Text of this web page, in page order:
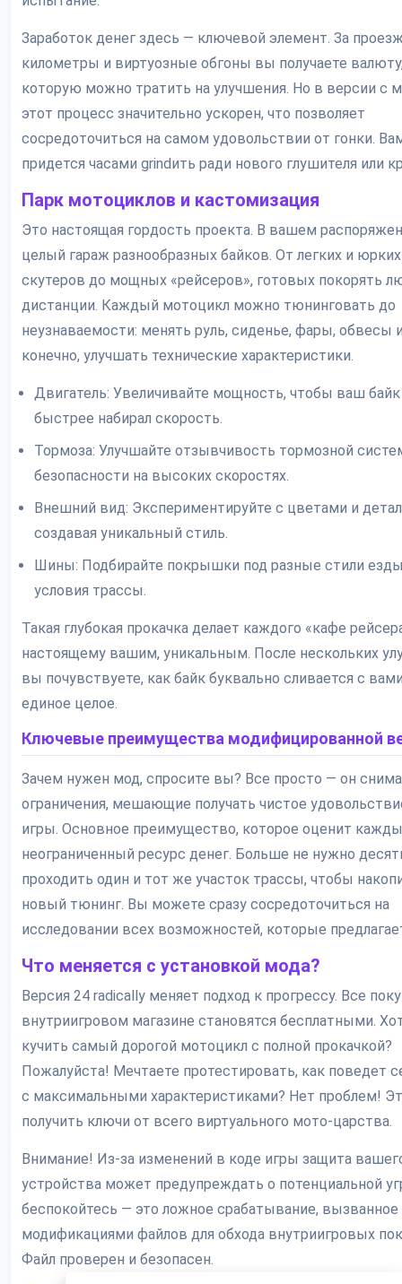
Заработок денег здесь — ключевой элемент. За
километры и виртуозные обгоны вы получаете
которую можно тратить на улучшения. Но в версии с
этот процесс значительно ускорен, что позволяет
сосредоточиться на самом удовольствии от гонки.
придется часами grindить ради нового глушителя или
Парк мотоциклов и кастомизация
Это настоящая гордость проекта. В вашем
целый гараж разнообразных байков. От легких и юрких
скутеров до мощных «рейсеров», готовых покорять
дистанции. Каждый мотоцикл можно тюнинговать до
неузнаваемости: менять руль, сиденье, фары, обвесы
конечно, улучшать технические характеристики.
Двигатель: Увеличивайте мощность, чтобы ваш байк
быстрее набирал скорость.
Тормоза: Улучшайте отзывчивость тормозной
безопасности на высоких скоростях.
Внешний вид: Экспериментируйте с цветами и
создавая уникальный стиль.
Шины: Подбирайте покрышки под разные стили
условия трассы.
Такая глубокая прокачка делает каждого «кафе
настоящему вашим, уникальным. После нескольких
вы почувствуете, как байк буквально сливается с
единое целое.
Ключевые преимущества модифицированной
Зачем нужен мод, спросите вы? Все просто — он
ограничения, мешающие получать чистое
игры. Основное преимущество, которое оценит
неограниченный ресурс денег. Больше не нужно
проходить один и тот же участок трассы, чтобы
новый тюнинг. Вы можете сразу сосредоточиться на
исследовании всех возможностей, которые
Что меняется с установкой мода?
Версия 24 radically меняет подход к прогрессу. Все
внутриигровом магазине становятся бесплатными.
кучить самый дорогой мотоцикл с полной прокачкой?
Пожалуйста! Мечтаете протестировать, как поведет
с максимальными характеристиками? Нет проблем!
получить ключи от всего виртуального мото-царства.
Внимание! Из-за изменений в коде игры защита
устройства может предупреждать о потенциальной
беспокойтесь — это ложное срабатывание, вызванное
модификациями файлов для обхода внутриигровых
Файл проверен и безопасен.